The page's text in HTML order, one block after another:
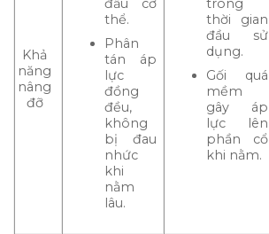
Khả
năng
nâng
đỡ
đầu cơ
thể.
Phân
tán áp
lực
đồng
đều,
không
bị đau
nhức
khi
nằm
lâu.
trong
thời gian
đầu sử
dụng.
Gối quá
mềm
gây áp
lực lên
phần cổ
khi nằm.